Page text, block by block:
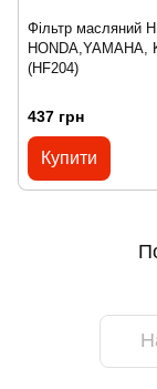
Фільтр масляний
HONDA,YAMAHA,
(HF204)
437 грн
Купити